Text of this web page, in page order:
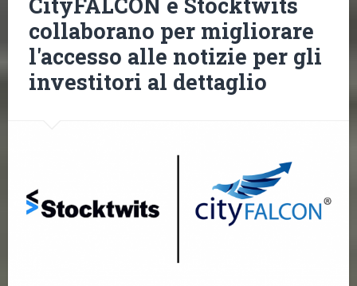
collaborano per migliorare
l'accesso alle notizie per gli
investitori al dettaglio